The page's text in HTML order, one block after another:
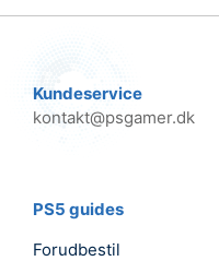
Kundeservice
kontakt@psgamer.dk
PS5 guides
Forudbestil